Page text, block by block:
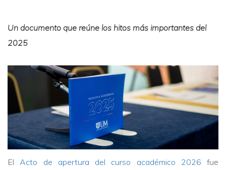
Un documento que reúne los hitos más importantes del
2025
El Acto de apertura del curso académico 2026 fue